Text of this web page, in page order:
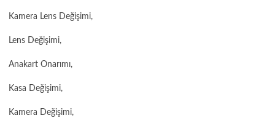
Kamera Lens Değişimi,
Lens Değişimi,
Anakart Onarımı,
Kasa Değişimi,
Kamera Değişimi,